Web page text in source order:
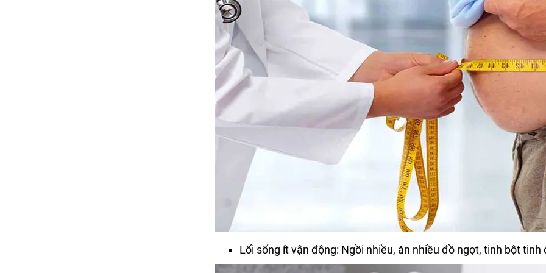
Lối sống ít vận động: Ngồi nhiều, ăn nhiều đồ ngọt, tinh bột tinh